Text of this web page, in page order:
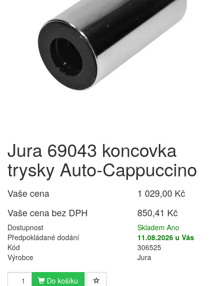
Jura 69043 koncovka
trysky Auto-Cappuccino
Vaše cena
1 029,00 Kč
Vaše cena bez DPH
850,41 Kč
Dostupnost
Skladem Ano
Předpokládané dodání
11.08.2026 u Vás
Kód
306525
Výrobce
Jura
Do košíku